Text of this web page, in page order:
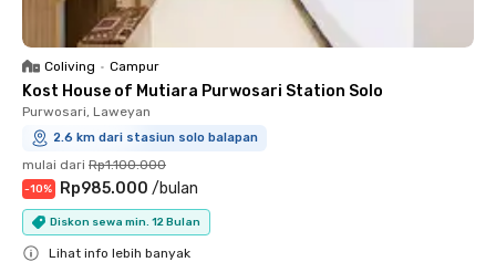
Coliving • Campur
Kost House of Mutiara Purwosari Station Solo
Purwosari, Laweyan
2.6 km dari stasiun solo balapan
mulai dari Rp1.100.000
-10% Rp985.000 /bulan
Diskon sewa min. 12 Bulan
Lihat info lebih banyak